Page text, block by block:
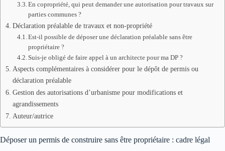
En copropriété, qui peut demander une autorisation pour travaux sur
parties communes ?
Déclaration préalable de travaux et non-propriété
Est-il possible de déposer une déclaration préalable sans être
propriétaire ?
Suis-je obligé de faire appel à un architecte pour ma DP ?
Aspects complémentaires à considérer pour le dépôt de permis ou
déclaration préalable
Gestion des autorisations d’urbanisme pour modifications et
agrandissements
Auteur/autrice
Déposer un permis de construire sans être propriétaire : cadre légal